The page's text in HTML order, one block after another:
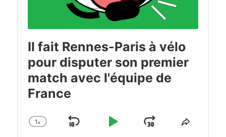
Il fait Rennes-Paris à vélo
pour disputer son premier
match avec l'équipe de
France
Change
1x
Skip
Play
JumpShare